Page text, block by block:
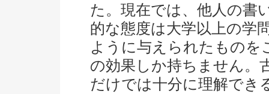
た。現在では、他人の書
的な態度は大学以上の学
ように与えられたものを
の効果しか持ちません。
だけでは十分に理解でき